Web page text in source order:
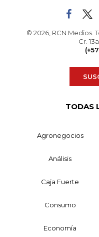
© 2026, RCN Medios.
Cr.
TODAS
Agronegocios
Análisis
Caja Fuerte
Consumo
Economía